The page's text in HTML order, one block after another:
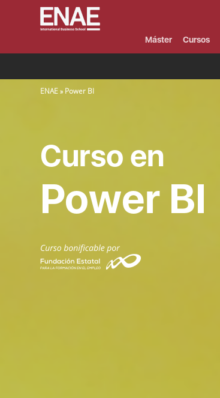
Menú
Superior
(Header)
Máster Cursos
SOBRESCRIBIR ENLACES DE AYUDA A LA NAVEGACIÓN
ENAE Power BI
Curso en
Power BI